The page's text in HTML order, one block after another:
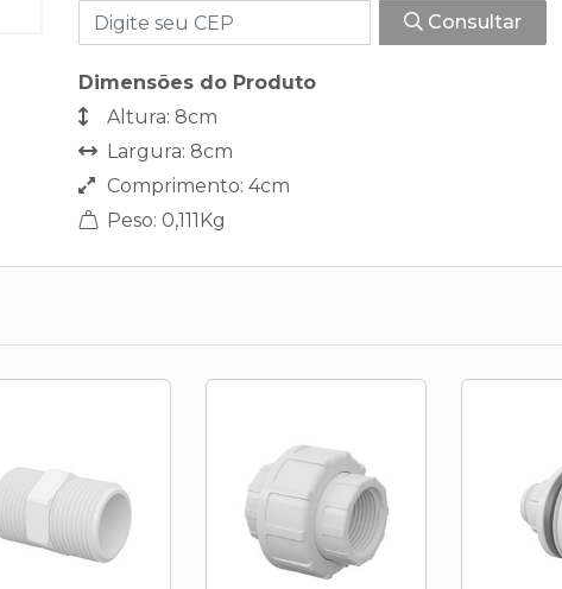
Consultar
Dimensões do Produto
Altura: 8cm
Largura: 8cm
Comprimento: 4cm
Peso: 0,111Kg